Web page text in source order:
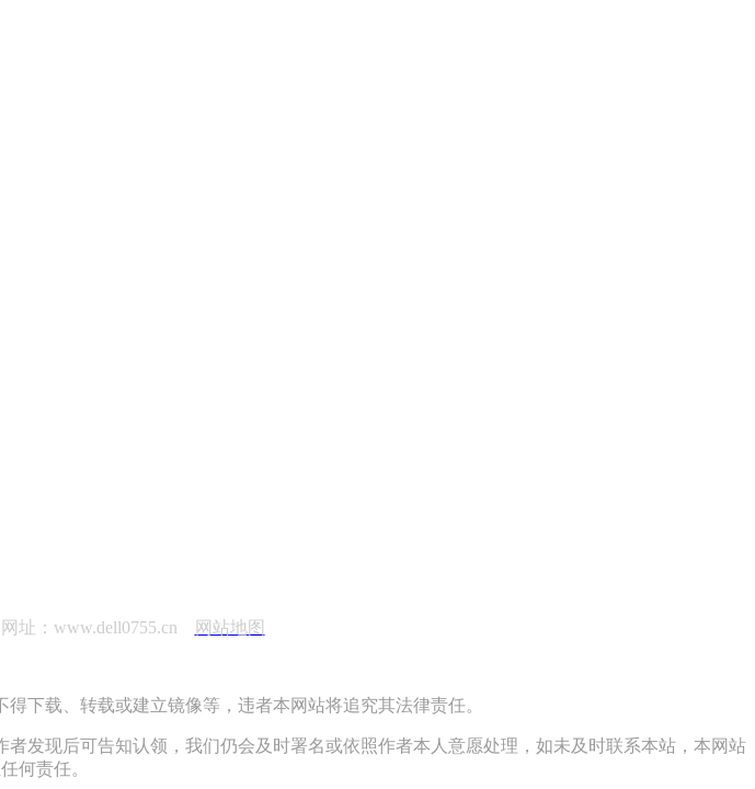
址：www.dell0755.cn 网站地图
下载、转载或建立镜像等，违者本网站将追究其法律责任。
发现后可告知认领，我们仍会及时署名或依照作者本人意愿处理，如未及时联系本站，本网站
何责任。